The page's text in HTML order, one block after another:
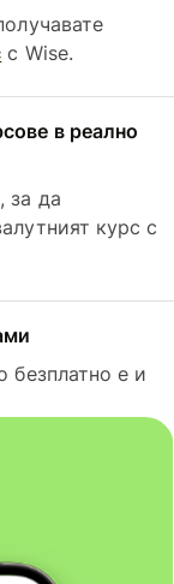
с Wise.
в реално
за да
курс с
безплатно е и